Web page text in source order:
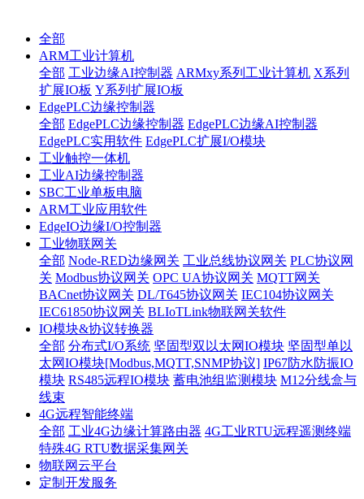
全部
ARM工业计算机
全部 工业边缘AI控制器 ARMxy系列工业计算机 X系列
扩展IO板 Y系列扩展IO板
EdgePLC边缘控制器
全部 EdgePLC边缘控制器 EdgePLC边缘AI控制器
EdgePLC实用软件 EdgePLC扩展I/O模块
工业触控一体机
工业AI边缘控制器
SBC工业单板电脑
ARM工业应用软件
EdgeIO边缘I/O控制器
工业物联网关
全部 Node-RED边缘网关 工业总线协议网关 PLC协议网
关 Modbus协议网关 OPC UA协议网关 MQTT网关
BACnet协议网关 DL/T645协议网关 IEC104协议网关
IEC61850协议网关 BLIoTLink物联网关软件
IO模块&协议转换器
全部 分布式I/O系统 坚固型双以太网IO模块 坚固型单以
太网IO模块[Modbus,MQTT,SNMP协议] IP67防水防振IO
模块 RS485远程IO模块 蓄电池组监测模块 M12分线盒与
线束
4G远程智能终端
全部 工业4G边缘计算路由器 4G工业RTU远程遥测终端
特殊4G RTU数据采集网关
物联网云平台
定制开发服务